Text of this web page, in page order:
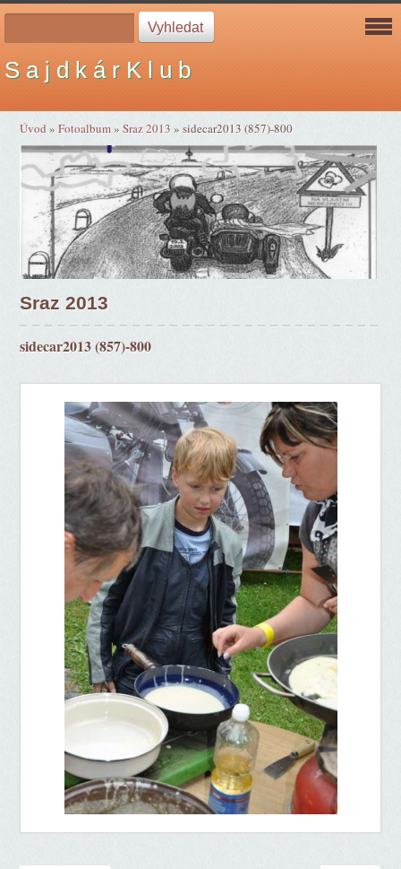
S a j d k á r K l u b
Úvod »Fotoalbum»Sraz 2013 »sidecar2013 (857)-800
Sraz 2013
sidecar2013 (857)-800